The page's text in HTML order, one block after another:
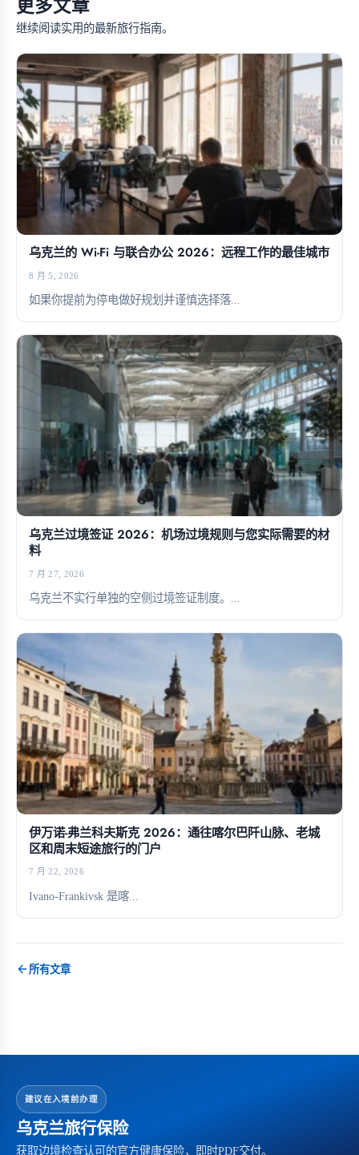
更多文章
继续阅读实用的最新旅行指南。
乌克兰的 Wi-Fi 与联合办公 2026：远程工作的最佳城市
8 月 5, 2026
如果你提前为停电做好规划并谨慎选择落...
乌克兰过境签证 2026：机场过境规则与您实际需要的材
料
7 月 27, 2026
乌克兰不实行单独的空侧过境签证制度。...
伊万诺-弗兰科夫斯克 2026：通往喀尔巴阡山脉、老城
区和周末短途旅行的门户
7 月 22, 2026
Ivano-Frankivsk 是喀...
所有文章
建议在入境前办理
乌克兰旅行保险
获取边境检查认可的官方健康保险，即时PDF交付。